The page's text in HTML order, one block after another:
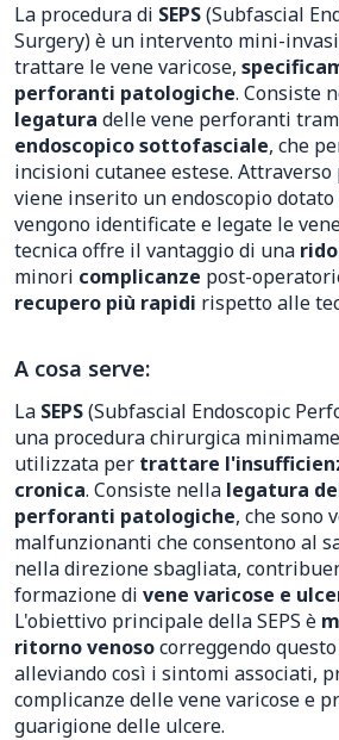
La procedura di SEPS(Subfascial
Surgery) è un intervento mini-
trattare le vene varicose,
perforanti patologiche. Consiste
legatura delle vene perforanti
endoscopico sottofasciale, che
incisioni cutanee estese.
viene inserito un endoscopio dotato
vengono identificate e legate le
tecnica offre il vantaggio di una
minori complicanze post-
recupero più rapidi rispetto alle
A cosa serve:
La SEPS(Subfascial Endoscopic
una procedura chirurgica
utilizzata per trattare
cronica. Consiste nella legatura
perforanti patologiche, che sono
malfunzionanti che consentono al
nella direzione sbagliata,
formazione di vene varicose e
L'obiettivo principale della SEPS è
ritorno venosocorreggendo
alleviando così i sintomi associati,
complicanze delle vene varicose e
guarigione delle ulcere.